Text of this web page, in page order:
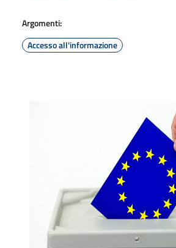
Argomenti:
Accesso all'informazione